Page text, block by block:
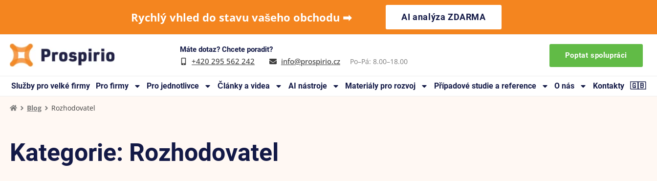
Rychlý vhled do stavu vašeho obchodu ➡︎ AI analýza ZDARMA
Máte dotaz? Chcete poradit?
+420 295 562 242 info@prospirio.cz Po–Pá: 8.00–18.00
Poptat spolupráci
Služby pro velké firmy Pro firmy Pro jednotlivce Články a videa AI nástroje Materiály pro rozvoj Případové studie a reference O nás Kontakty 🇬🇧
Blog Rozhodovatel
Kategorie: Rozhodovatel